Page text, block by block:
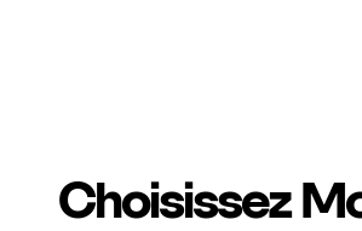
Choisissez